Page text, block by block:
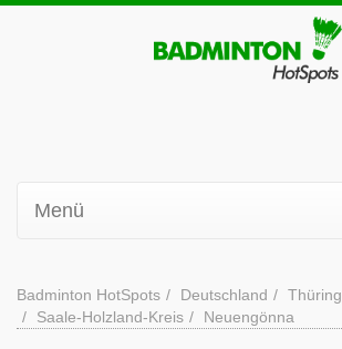
Menü
Badminton HotSpots Deutschland
Saale-Holzland-Kreis
Neuengönna